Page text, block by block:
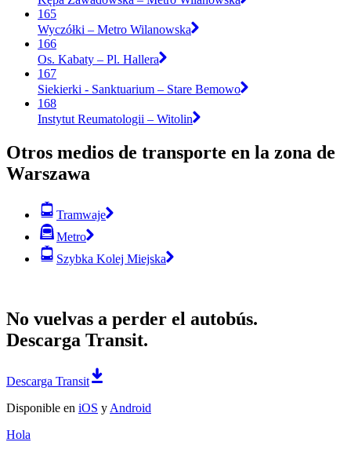
165
Wyczółki – Metro Wilanowska
166
Os. Kabaty – Pl. Hallera
167
Siekierki - Sanktuarium – Stare Bemowo
168
Instytut Reumatologii – Witolin
Otros medios de transporte en la zona de
Warszawa
Tramwaje
Metro
Szybka Kolej Miejska
No vuelvas a perder el autobús.
Descarga Transit.
Descarga Transit
Disponible en iOS y Android
Hola